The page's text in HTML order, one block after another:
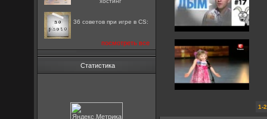
36 советов при игре в CS:
посмотреть все
Статистика
1-